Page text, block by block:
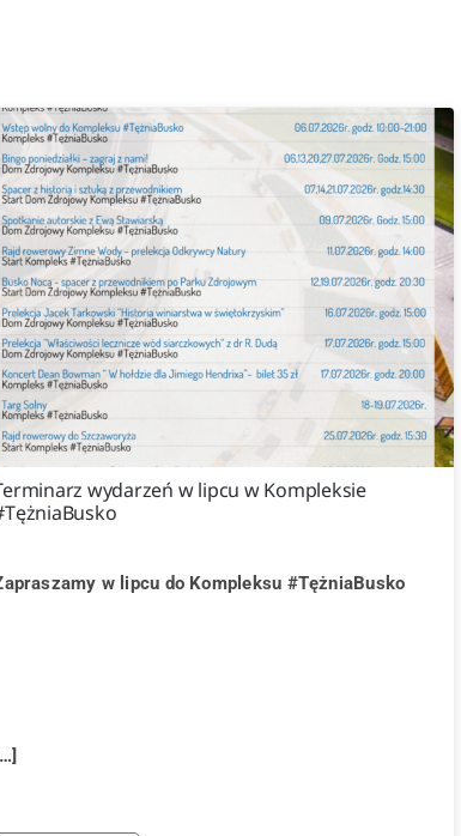
wydarzeń w lipcu w Kompleksie
w lipcu do Kompleksu #TężniaBusko